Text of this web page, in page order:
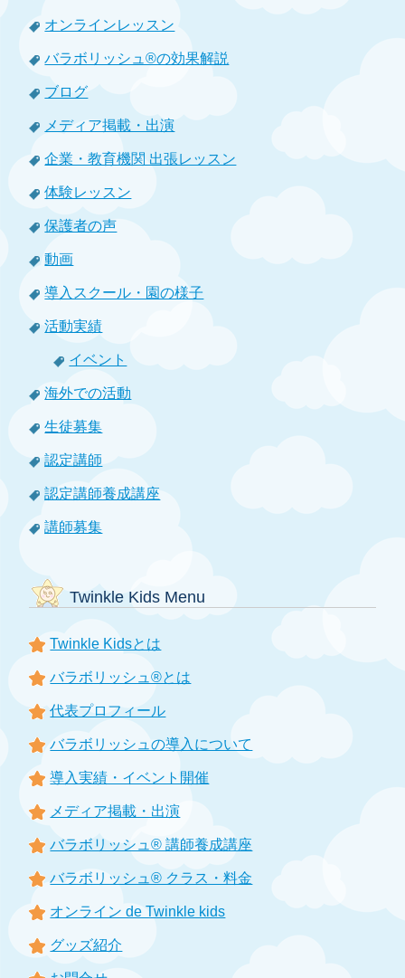
オンラインレッスン
バラボリッシュ®の効果解説
ブログ
メディア掲載・出演
企業・教育機関 出張レッスン
体験レッスン
保護者の声
動画
導入スクール・園の様子
活動実績
イベント
海外での活動
生徒募集
認定講師
認定講師養成講座
講師募集
Twinkle Kids Menu
Twinkle Kidsとは
バラボリッシュ®とは
代表プロフィール
バラボリッシュの導入について
導入実績・イベント開催
メディア掲載・出演
バラボリッシュ® 講師養成講座
バラボリッシュ® クラス・料金
オンライン de Twinkle kids
グッズ紹介